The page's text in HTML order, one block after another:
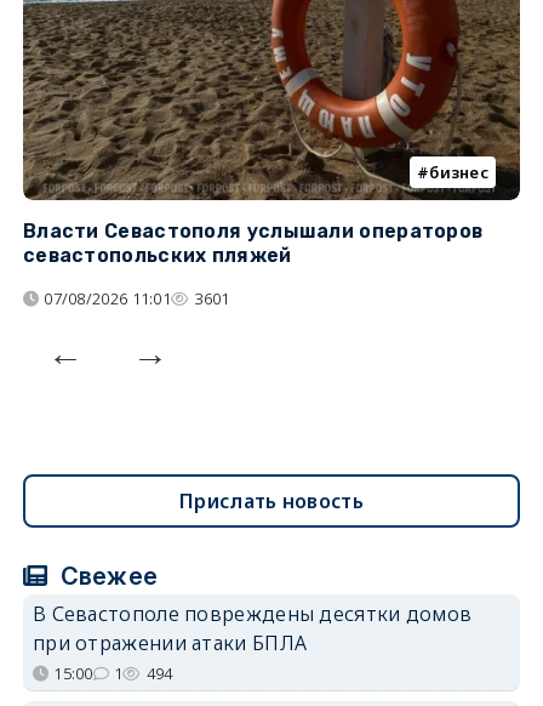
бизнес
Власти Севастополя услышали операторов
севастопольских пляжей
07/08/2026 11:01 3601
Прислать новость
Свежее
В Севастополе повреждены десятки домов
при отражении атаки БПЛА
15:00 1 494